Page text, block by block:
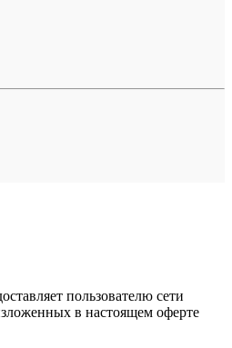
пользователю сети
в настоящем оферте